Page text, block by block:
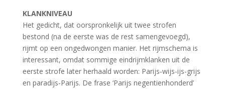
KLANKNIVEAU
Het gedicht, dat oorspronkelijk uit twee strofen
bestond (na de eerste was de rest samengevoegd),
rijmt op een ongedwongen manier. Het rijmschema is
interessant, omdat sommige eindrijmklanken uit de
eerste strofe later herhaald worden: Parijs-wijs-ijs-grijs
en paradijs-Parijs. De frase ‘Parijs negentienhonderd’